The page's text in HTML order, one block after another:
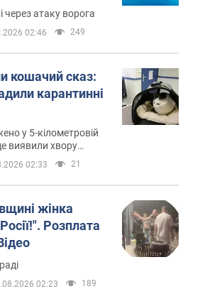
атаку ворога
02:46 249
кошачий сказ:
карантинні
у 5-кілометровій
виявили хвору
02:33 21
жінка
Розплата
02:23 189